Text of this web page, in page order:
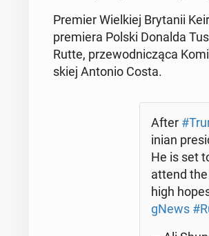
Premier Wiel­kiej Bry­ta­nii
pre­mie­ra Polski Donalda
Rutte, prze­wod­ni­czą­ca
skiej Antonio Costa.
After
inian
He is set
attend the
high
gNews